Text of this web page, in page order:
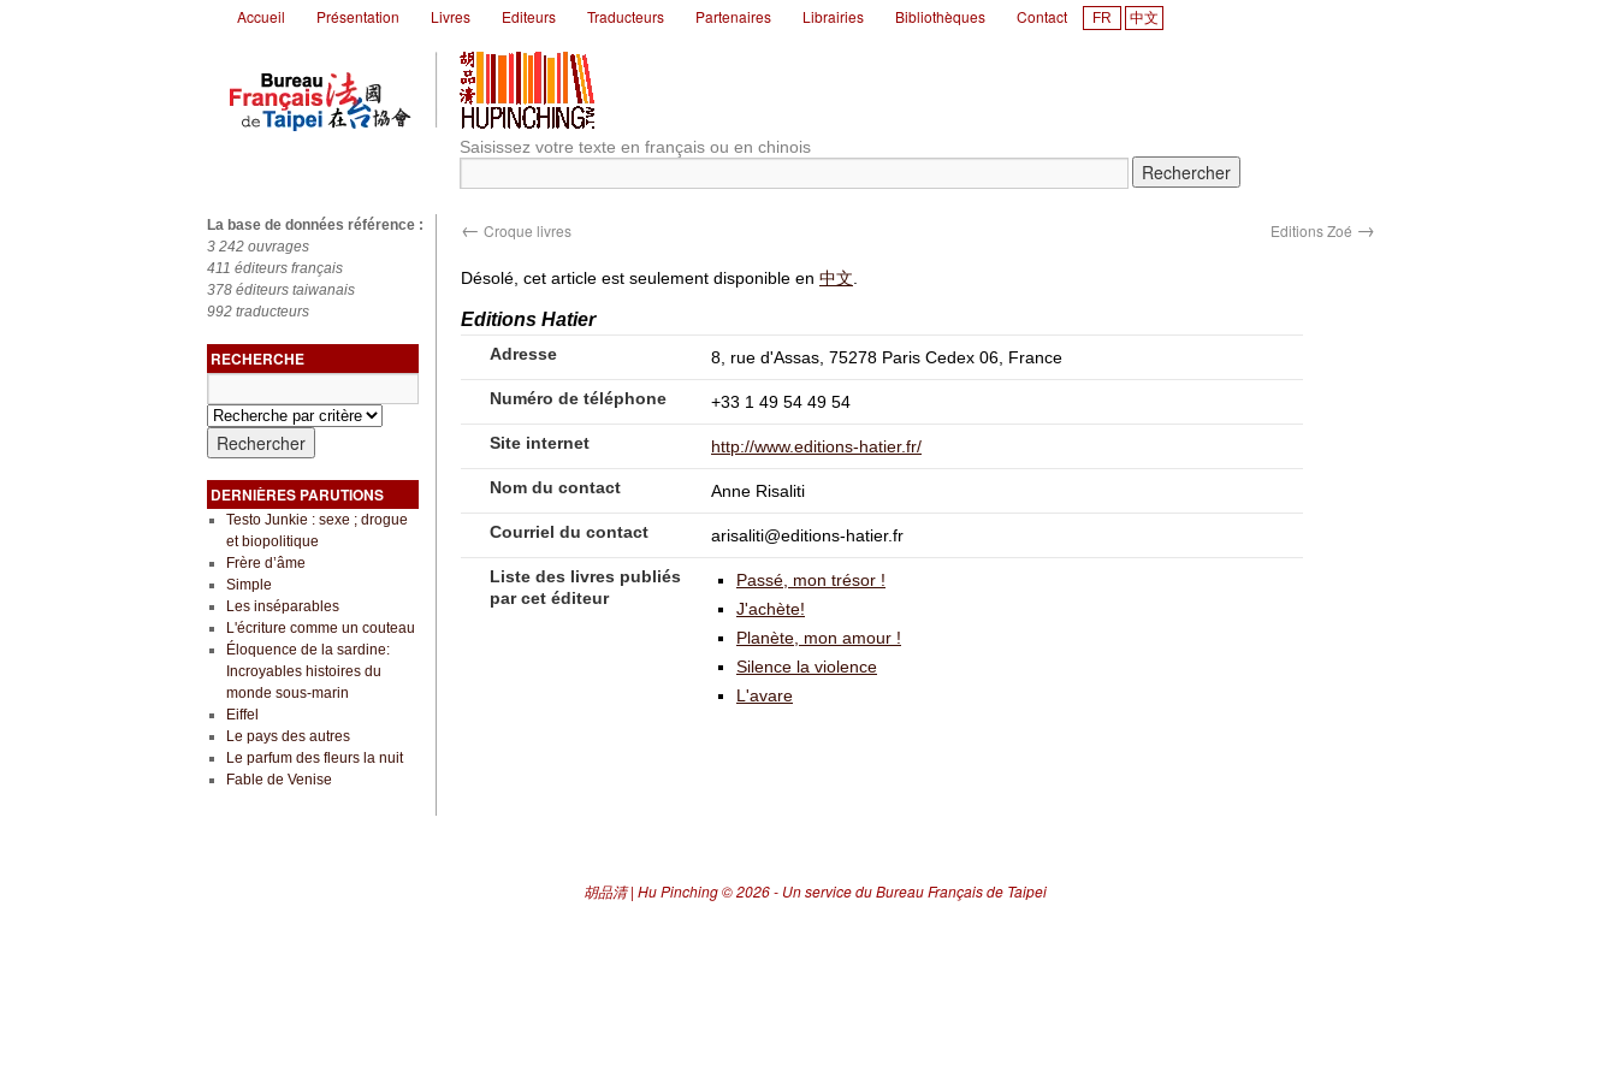
Accueil Présentation Livres Editeurs Traducteurs Partenaires Librairies Bibliothèques Contact FR 中文
Saisissez votre texte en français ou en chinois
La base de données référence :
3 242 ouvrages
411 éditeurs français
378 éditeurs taiwanais
992 traducteurs
RECHERCHE
DERNIÈRES PARUTIONS
Testo Junkie : sexe ; drogue
et biopolitique
Frère d’âme
Simple
Les inséparables
L'écriture comme un couteau
Éloquence de la sardine:
Incroyables histoires du
monde sous-marin
Eiffel
Le pays des autres
Le parfum des fleurs la nuit
Fable de Venise
← Croque livres Editions Zoé →
Désolé, cet article est seulement disponible en 中文
Editions Hatier
Adresse 8, rue d'Assas, 75278 Paris Cedex 06, France
Numéro de téléphone +33 1 49 54 49 54
Site internet http://www.editions-hatier.fr/
Nom du contact Anne Risaliti
Courriel du contact arisaliti@editions-hatier.fr
Liste des livres publiés
par cet éditeur
Passé, mon trésor !
J'achète!
Planète, mon amour !
Silence la violence
L'avare
胡品清 | Hu Pinching© 2026 - Un service du Bureau Français de Taipei